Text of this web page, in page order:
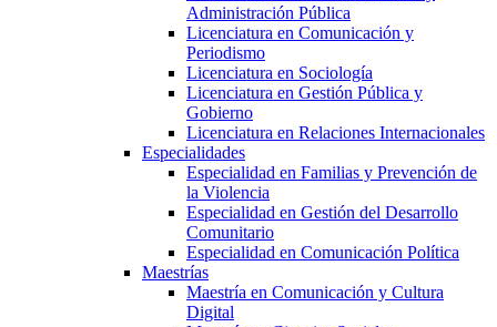
Administración Pública
Licenciatura en Comunicación y
Periodismo
Licenciatura en Sociología
Licenciatura en Gestión Pública y
Gobierno
Licenciatura en Relaciones Internacionales
Especialidades
Especialidad en Familias y Prevención de
la Violencia
Especialidad en Gestión del Desarrollo
Comunitario
Especialidad en Comunicación Política
Maestrías
Maestría en Comunicación y Cultura
Digital